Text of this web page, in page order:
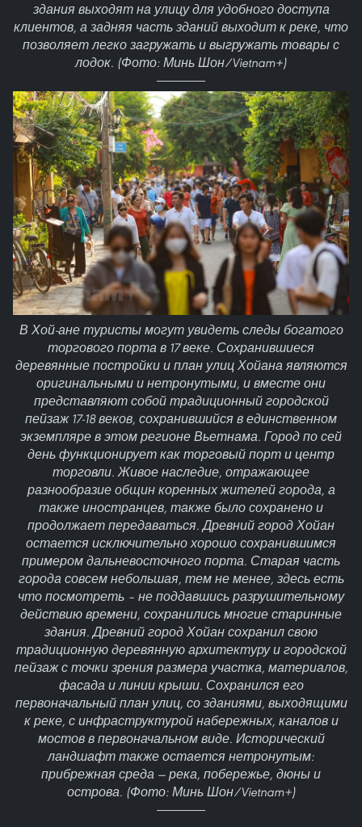
здания выходят на улицу для удобного доступа
клиентов, а задняя часть зданий выходит к реке, что
позволяет легко загружать и выгружать товары с
лодок. (Фото: Минь Шон/Vietnam+)
В Хой-ане туристы могут увидеть следы богатого
торгового порта в 17 веке. Сохранившиеся
деревянные постройки и план улиц Хойана являются
оригинальными и нетронутыми, и вместе они
представляют собой традиционный городской
пейзаж 17-18 веков, сохранившийся в единственном
экземпляре в этом регионе Вьетнама. Город по сей
день функционирует как торговый порт и центр
торговли. Живое наследие, отражающее
разнообразие общин коренных жителей города, а
также иностранцев, также было сохранено и
продолжает передаваться. Древний город Хойан
остается исключительно хорошо сохранившимся
примером дальневосточного порта. Старая часть
города совсем небольшая, тем не менее, здесь есть
что посмотреть – не поддавшись разрушительному
действию времени, сохранились многие старинные
здания. Древний город Хойан сохранил свою
традиционную деревянную архитектуру и городской
пейзаж с точки зрения размера участка, материалов,
фасада и линии крыши. Сохранился его
первоначальный план улиц, со зданиями, выходящими
к реке, с инфраструктурой набережных, каналов и
мостов в первоначальном виде. Исторический
ландшафт также остается нетронутым:
прибрежная среда — река, побережье, дюны и
острова. (Фото: Минь Шон/Vietnam+)